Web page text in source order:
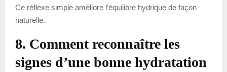
Ce réflexe simple améliore l’équilibre hydrique de façon
naturelle.
8. Comment reconnaître les
signes d’une bonne hydratation